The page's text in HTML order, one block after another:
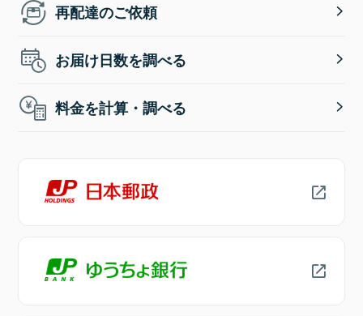
再配達のご依頼
お届け日数を調べる
料金を計算・調べる